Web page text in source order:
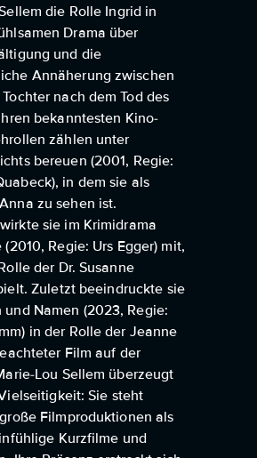
die Rolle Ingrid in
Drama über
und die
Annäherung zwischen
nach dem Tod des
bekanntesten Kino-
zählen unter
bereuen (2001, Regie:
in dem sie als
zu sehen ist.
sie im Krimidrama
Regie: Urs Egger) mit,
der Dr. Susanne
Zuletzt beeindruckte sie
und Namen (2023, Regie:
in der Rolle der Jeanne
Film auf der
Lou Sellem überzeugt
Sie steht
Filmproduktionen als
Kurzfilme und